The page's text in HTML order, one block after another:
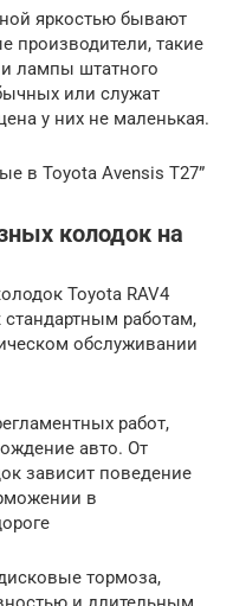
яркостью бывают
производители, такие
и лампы штатного
или служат
у них не маленькая.
в Toyota Avensis T27”
колодок на
Toyota RAV4
работам,
обслуживании
работ,
авто. От
зависит поведение
в
тормоза,